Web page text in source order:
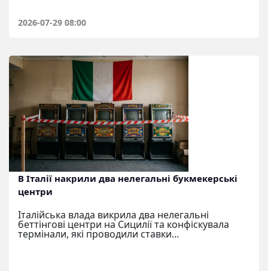
2026-07-29 08:00
В Італії накрили два нелегальні букмекерські
центри
Італійська влада викрила два нелегальні
беттінгові центри на Сицилії та конфіскувала
термінали, які проводили ставки...